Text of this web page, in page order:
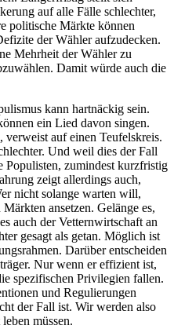
auf alle Fälle schlechter,
politische Märkte können
der Wähler aufzudecken.
Mehrheit der Wähler zu
Damit würde auch die
kann hartnäckig sein.
ein Lied davon singen.
auf einen Teufelskreis.
Und weil dies der Fall
Populisten, zumindest kurzfristig
zeigt allerdings auch,
nicht solange warten will,
ansetzen. Gelänge es,
auch der Vetternwirtschaft an
gesagt als getan. Möglich ist
Darüber entscheiden
Nur wenn er effizient ist,
spezifischen Privilegien fallen.
und Regulierungen
der Fall ist. Wir werden also
müssen.